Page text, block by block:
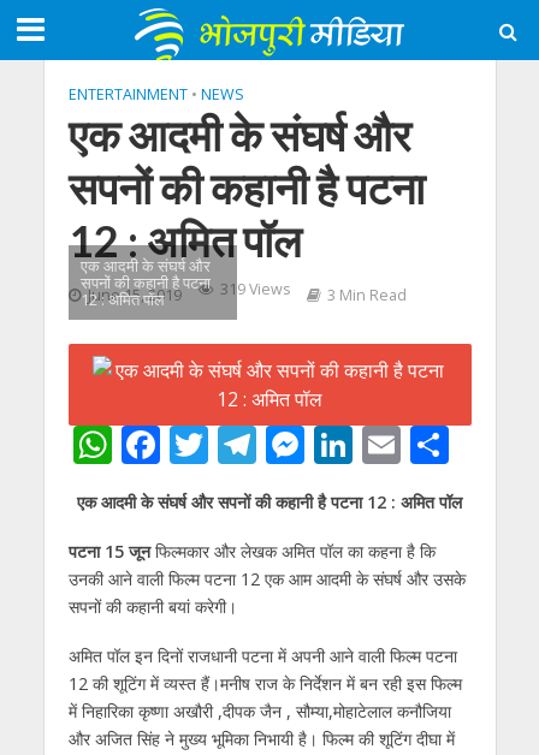
ENTERTAINMENT • NEWS
एक आदमी के संघर्ष और
सपनों की कहानी है पटना
12 : अमित पॉल
June 15, 2019 319 Views 3 Min Read
एक आदमी के संघर्ष और
सपनों की कहानी है पटना
12 : अमित पॉल
W
h
at
s
A
p
p
F
ac
e
b
o
o
k
T
w
itt
er
T
el
e
gr
a
m
M
e
ss
e
n
g
er
Li
n
k
e
dI
n
E
m
ai
l
S
h
ar
e
एक आदमी के संघर्ष और सपनों की कहानी है पटना 12 : अमित पॉल
पटना 15 जूनफिल्मकार और लेखक अमित पॉल का कहना है कि
उनकी आने वाली फिल्म पटना 12 एक आम आदमी के संघर्ष और उसके
सपनों की कहानी बयां करेगी।
अमित पॉल इन दिनों राजधानी पटना में अपनी आने वाली फिल्म पटना
12 की शूटिंग में व्यस्त हैं।मनीष राज के निर्देशन में बन रही इस फिल्म
में निहारिका कृष्णा अखौरी ,दीपक जैन , सौम्या,मोहाटेलाल कनौजिया
और अजित सिंह ने मुख्य भूमिका निभायी है। फिल्म की शूटिंग दीघा में